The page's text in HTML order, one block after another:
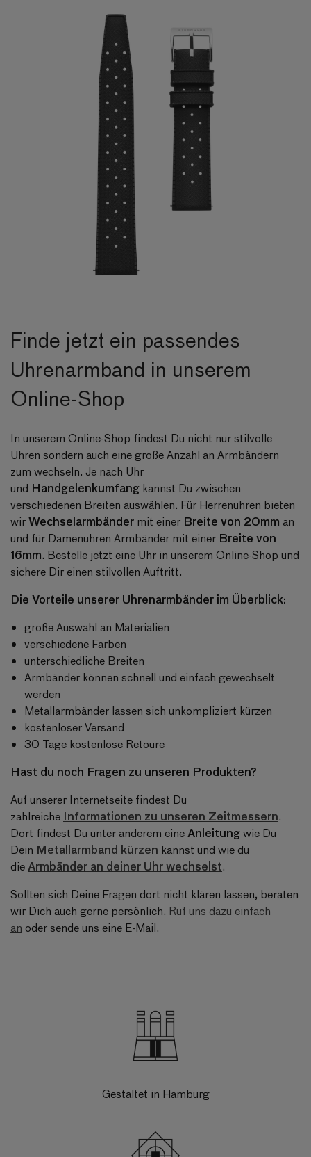
Finde jetzt ein passendes
Uhrenarmband in unserem
Online-Shop
In unserem Online-Shop findest Du nicht nur stilvolle
Uhren sondern auch eine große Anzahl an Armbändern
zum wechseln. Je nach Uhr
und Handgelenkumfang kannst Du zwischen
verschiedenen Breiten auswählen. Für Herrenuhren bieten
wirWechselarmbänder mit einer Breite von 20mm an
und für Damenuhren Armbänder mit einer Breite von
16mm. Bestelle jetzt eine Uhr in unserem Online-Shop und
sichere Dir einen stilvollen Auftritt.
Die Vorteile unserer Uhrenarmbänder im Überblick:
große Auswahl an Materialien
verschiedene Farben
unterschiedliche Breiten
Armbänder können schnell und einfach gewechselt
werden
Metallarmbänder lassen sich unkompliziert kürzen
kostenloser Versand
30 Tage kostenlose Retoure
Hast du noch Fragen zu unseren Produkten?
Auf unserer Internetseite findest Du
zahlreiche Informationen zu unseren Zeitmessern.
Dort findest Du unter anderem eineAnleitungwie Du
Dein Metallarmband kürzen kannst und wie du
dieArmbänder an deiner Uhr wechselst.
Sollten sich Deine Fragen dort nicht klären lassen, beraten
wir Dich auch gerne persönlich. Ruf uns dazu einfach
an oder sende uns eine E-Mail.
Gestaltet in Hamburg